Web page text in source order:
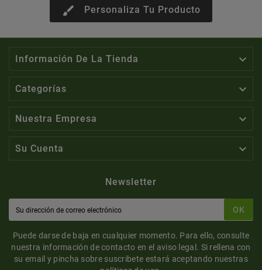
brush Personaliza Tu Producto
Información De La Tienda 
Categorías 
Nuestra Empresa 
Su Cuenta 
Newsletter
OK
Puede darse de baja en cualquier momento. Para ello, consulte
nuestra información de contacto en el aviso legal. Si rellena con
su email y pincha sobre suscribete estará aceptando nuestras